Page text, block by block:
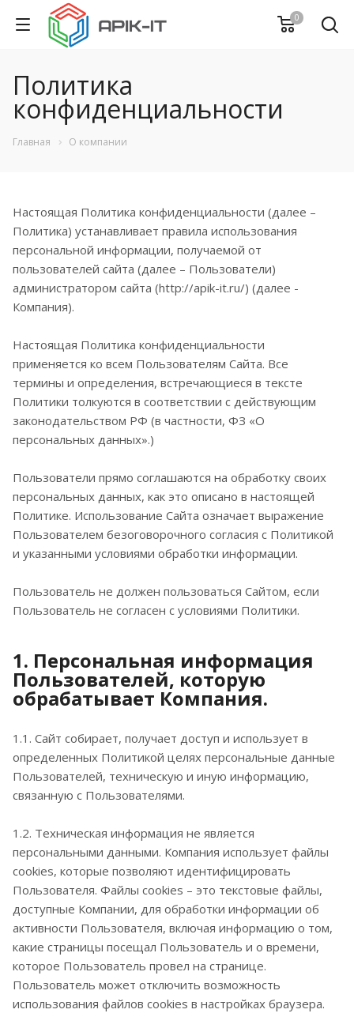
0
Политика
конфиденциальности
Главная О компании
Настоящая Политика конфиденциальности (далее –
Политика) устанавливает правила использования
персональной информации, получаемой от
пользователей сайта (далее – Пользователи)
администратором сайта (http://apik-it.ru/) (далее -
Компания).
Настоящая Политика конфиденциальности
применяется ко всем Пользователям Сайта. Все
термины и определения, встречающиеся в тексте
Политики толкуются в соответствии с действующим
законодательством РФ (в частности, ФЗ «О
персональных данных».)
Пользователи прямо соглашаются на обработку своих
персональных данных, как это описано в настоящей
Политике. Использование Сайта означает выражение
Пользователем безоговорочного согласия с Политикой
и указанными условиями обработки информации.
Пользователь не должен пользоваться Сайтом, если
Пользователь не согласен с условиями Политики.
1. Персональная информация
Пользователей, которую
обрабатывает Компания.
1.1. Сайт собирает, получает доступ и использует в
определенных Политикой целях персональные данные
Пользователей, техническую и иную информацию,
связанную с Пользователями.
1.2. Техническая информация не является
персональными данными. Компания использует файлы
cookies, которые позволяют идентифицировать
Пользователя. Файлы cookies – это текстовые файлы,
доступные Компании, для обработки информации об
активности Пользователя, включая информацию о том,
какие страницы посещал Пользователь и о времени,
которое Пользователь провел на странице.
Пользователь может отключить возможность
использования файлов cookies в настройках браузера.